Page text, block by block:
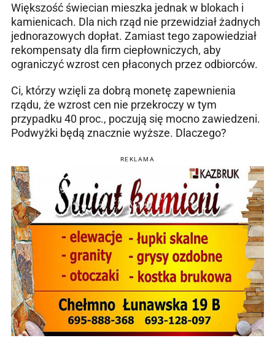
Większość świecian mieszka jednak w blokach i
kamienicach. Dla nich rząd nie przewidział żadnych
jednorazowych dopłat. Zamiast tego zapowiedział
rekompensaty dla firm ciepłowniczych, aby
ograniczyć wzrost cen płaconych przez odbiorców.
Ci, którzy wzięli za dobrą monetę zapewnienia
rządu, że wzrost cen nie przekroczy w tym
przypadku 40 proc., poczują się mocno zawiedzeni.
Podwyżki będą znacznie wyższe. Dlaczego?
REKLAMA